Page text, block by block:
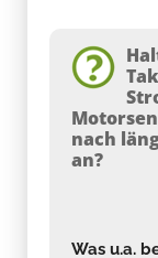
nach
an?
Was u.a.